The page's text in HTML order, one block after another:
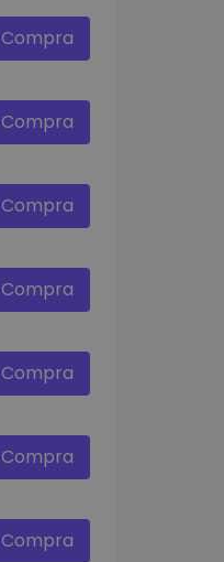
Compra
Compra
Compra
Compra
Compra
Compra
Compra